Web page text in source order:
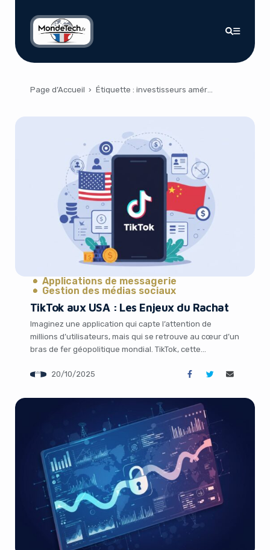
Page d’Accueil › Étiquette : investisseurs américains
Applications de messagerie
Gestion des médias sociaux
TikTok aux USA : Les Enjeux du Rachat
Imaginez une application qui capte l’attention de
millions d’utilisateurs, mais qui se retrouve au cœur d’un
bras de fer géopolitique mondial. TikTok, cette
est aujourd’hui sous les projecteurs aux États-Unis, où
préoccupations de sécurité des données, rivalités
20/10/2025